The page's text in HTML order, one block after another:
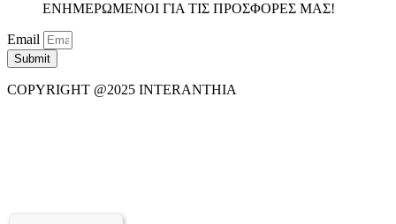
ΕΝΗΜΕΡΩΜΕΝΟΙ ΓΙΑ ΤΙΣ ΠΡΟΣΦΟΡΕΣ ΜΑΣ!
Email
Submit
COPYRIGHT @2025 INTERANTHIA